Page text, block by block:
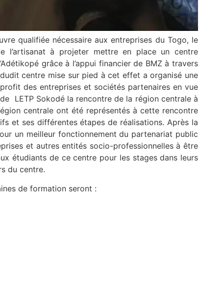
qualifiée nécessaire aux entreprises du Togo, le
l’artisanat à projeter mettre en place un centre
grâce à l’appui financier de BMZ à travers
centre mise sur pied à cet effet a organisé une
des entreprises et sociétés partenaires en vue
LETP Sokodé la rencontre de la région centrale à
centrale ont été représentés à cette rencontre
et ses différentes étapes de réalisations. Après la
un meilleur fonctionnement du partenariat public
et autres entités socio-professionnelles à être
étudiants de ce centre pour les stages dans leurs
du centre.
de formation seront :